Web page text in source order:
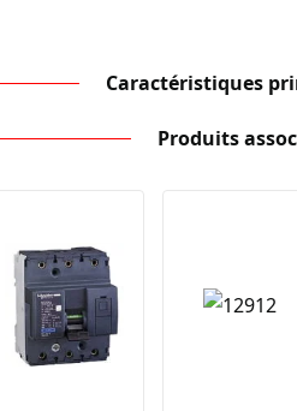
Caractéristiques
Produits